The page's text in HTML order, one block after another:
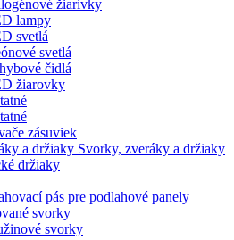
žiarivky
lampy
svetlá
svetlá
čidlá
žiarovky
zásuviek
Svorky, zveráky a držiaky
držiaky
pás pre podlahové panely
svorky
svorky